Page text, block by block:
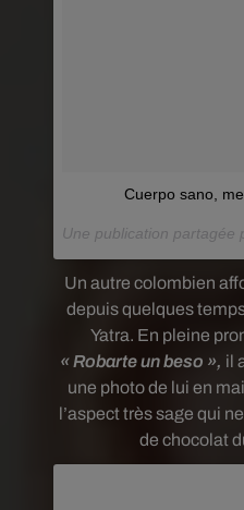
Cuerpo sano,
Un autre colombien
depuis quelques
Yatra. En pleine
« Robarte un beso », il
une photo de lui en
l’aspect très sage qui
de chocolat